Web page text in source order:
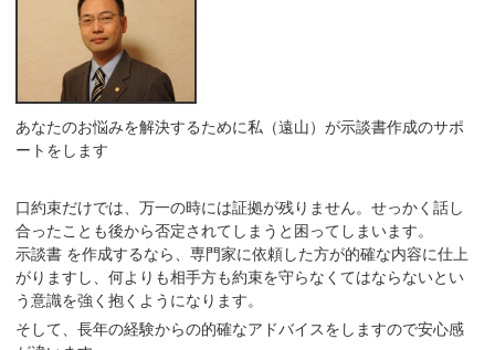
あなたのお悩みを解決するために私（遠山）が示談書作成のサポ
ートをします
口約束だけでは、万一の時には証拠が残りません。せっかく話し
合ったことも後から否定されてしまうと困ってしまいます。
示談書 を作成するなら、専門家に依頼した方が的確な内容に仕上
がり ますし、何よりも相手方も約束を守らなくてはならないとい
う意識を強く抱くようになります。
そして、長年の経験からの的確なアドバイスをしますので安心感